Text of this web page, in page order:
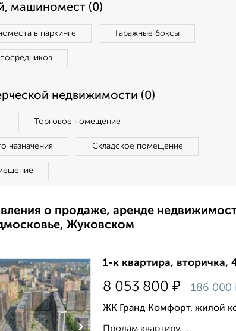
машиномест (0)
в паркинге Гаражные боксы
посредников
недвижимости (0)
Торговое помещение
назначения Складское помещение
о продаже, аренде
Жуковском
›
1-к квартира, вторичка,
8 053 800 ₽ 186 000
ЖК Гранд Комфорт, жилой